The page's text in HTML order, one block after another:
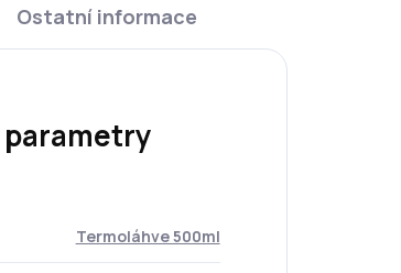
Ostatní informace
parametry
Termoláhve 500ml